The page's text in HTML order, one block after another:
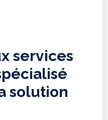
services
solution